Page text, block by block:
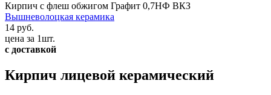
Кирпич с флеш обжигом Графит 0,7НФ ВКЗ
Вышневолоцкая керамика
14 руб.
цена за 1шт.
с доставкой
Кирпич лицевой керамический